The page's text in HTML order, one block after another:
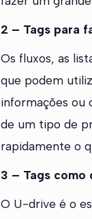
2 – Tags para
Os fluxos, as
que podem
informações ou
de um tipo de
rapidamente o
3 – Tags
O U-drive é o